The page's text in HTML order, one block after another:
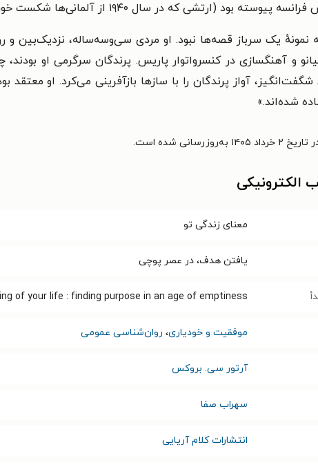
که در سال ۱۹۴۰ از آلمانی‌ها شکست خورد) به‌سرعت همراه با هزاران سرباز فرانسوی دیگر اسیر شد.
یک سرباز قصه‌ها نبود. او مردی سی‌وسه‌ساله، نزدیک‌بین و
و آهنگسازی در کنسرواتوار پاریس. پرندگان سرگرمی او
شگفت‌انگیز، آواز پرندگان را با سازها بازآفرینی می‌کرد. او
شده‌اند.»
شده است.
معنای زندگی تو
یافتن هدف، در عصر پوچی
of your life : finding purpose in an age of emptiness
موفقیت و خودیاری، روان‌شناسی عمومی
آرتور سی. بروکس
سهراب صفا
انتشارات کلام آریایی